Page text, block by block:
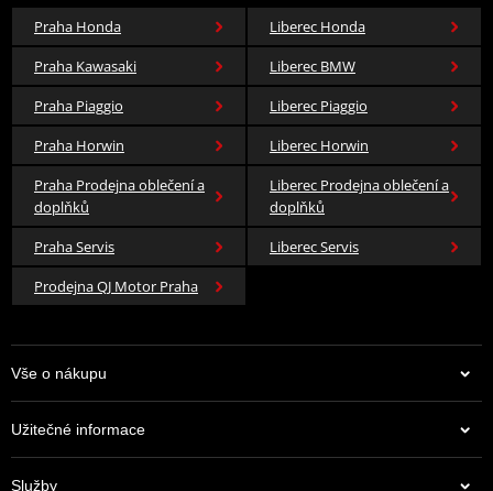
Praha Honda
Liberec Honda
Praha Kawasaki
Liberec BMW
Praha Piaggio
Liberec Piaggio
Praha Horwin
Liberec Horwin
Praha Prodejna oblečení a
doplňků
Liberec Prodejna oblečení a
doplňků
Praha Servis
Liberec Servis
Prodejna QJ Motor Praha
Vše o nákupu
Užitečné informace
Služby